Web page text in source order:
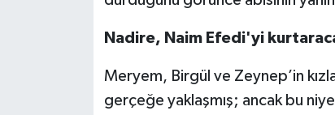
Nadire, Naim Efedi'yi
Meryem, Birgül ve Zeynep’in
gerçeğe yaklaşmış; ancak bu